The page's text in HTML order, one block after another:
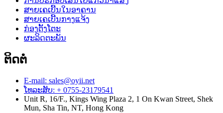
ສາຍເຄເບີ້ນໃນອາຄານ
ສາຍເຄເບີ້ນກາງແຈ້ງ
ກ່ອງຕັ້ງໂຕະ
ຜະລິດຕະພັນ
ຕິດຕໍ່
E-mail: sales@oyii.net
ໂທລະສັບ: + 0755-23179541
Unit R, 16/F., Kings Wing Plaza 2, 1 On Kwan Street, Shek
Mun, Sha Tin, NT, Hong Kong